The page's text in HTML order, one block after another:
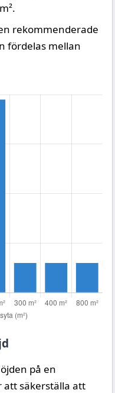
rekommenderade
fördelas mellan
på en
att säkerställa att